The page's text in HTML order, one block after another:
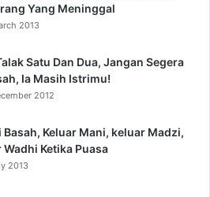
Yang Meninggal
2013
Satu Dan Dua, Jangan Segera
Ia Masih Istrimu!
2012
Basah, Keluar Mani, keluar Madzi,
Wadhi Ketika Puasa
2013